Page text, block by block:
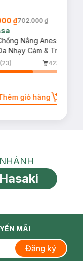
₫702.000 ₫
Nắng Anessa
Nhạy Cảm & Trẻ Em
(23)
423/tháng
giỏ hàng
chi nhánh
MÃI
Đăng ký